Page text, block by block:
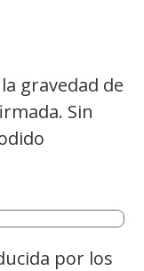
gravedad de
Sin
por los